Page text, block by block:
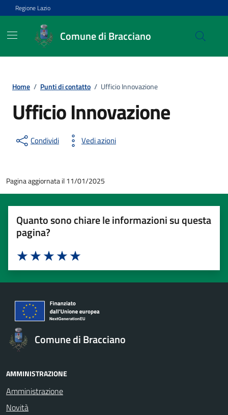
Vai ai contenuti
Vai al footer
Regione Lazio
Comune di Bracciano
Home / Punti di contatto / Ufficio Innovazione
Ufficio Innovazione
Condividi Vedi azioni
Pagina aggiornata il 11/01/2025
Quanto sono chiare le informazioni su questa
pagina?
Valuta 5 stelle su 5
Valuta 4 stelle su 5
Valuta 3 stelle su 5
Valuta 2 stelle su 5
Valuta 1 stelle su 5
Comune di Bracciano
AMMINISTRAZIONE
Amministrazione
Novità